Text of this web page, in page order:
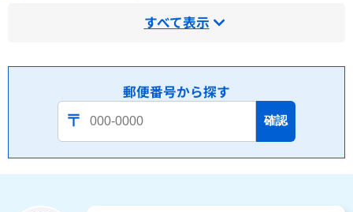
すべて表示
郵便番号から探す
確認